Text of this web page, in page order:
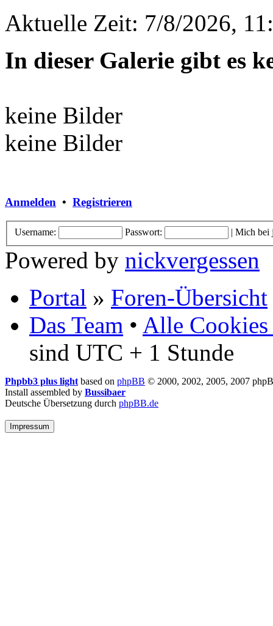
Aktuelle Zeit: 7/8/2026,
In dieser Galerie gibt es
keine Bilder
keine Bilder
Anmelden • Registrieren
Username: Passwort: | Mich bei
Powered by nickvergessen
Portal » Foren-Übersicht
Das Team • Alle Cookies
sind UTC + 1 Stunde
Phpbb3 plus light based on phpBB © 2000, 2002, 2005, 2007
Install assembled by Bussibaer
Deutsche Übersetzung durch phpBB.de